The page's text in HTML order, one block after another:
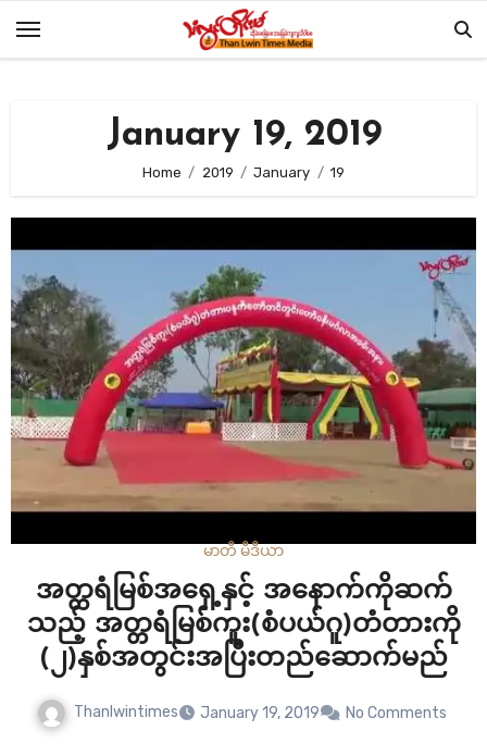
January 19, 2019
Home 2019 January 19
မာတီ မီဒီယာ
အတ္တရံမြစ်အရှေ့နှင့် အနောက်ကိုဆက်
သည့် အတ္တရံမြစ်ကူး(စံပယ်ဂူ)တံတားကို
(၂)နှစ်အတွင်းအပြီးတည်ဆောက်မည်
Thanlwintimes January 19, 2019 No Comments